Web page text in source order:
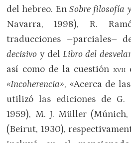
del hebreo. EnSobre filosofía
Navarra, 1998), R.
traducciones –parciales–
decisivo y delLibro del
así como de la cuestión xvii
«Incoherencia», «Acerca de
utilizó las ediciones de G.
1959), M. J. Müller
(Beirut, 1930),